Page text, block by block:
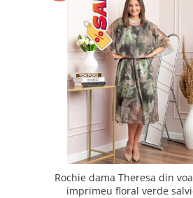
Rochie dama Theresa din
imprimeu floral verde